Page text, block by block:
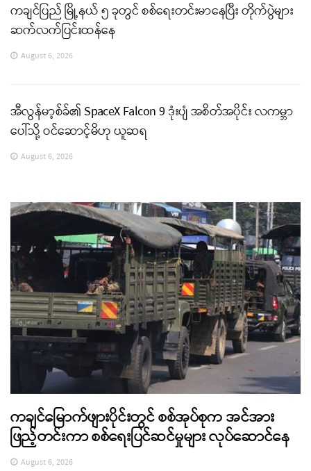
ကချင်ပြည် မြို့နယ် ၅ ခုတွင် စစ်ရေးတင်းမာနေပြီး တိုက်ပွဲများ
ဆက်လက်ပြင်းထန်နေ
August 6, 2026
အီလွန်မာ့စ်ခ်၏ SpaceX Falcon 9 ဒုံးပျံ အစိတ်အပိုင်း လကမ္ဘာ
ပေါ်သို့ ဝင်ဆောင့်မိဟု ယူဆရ
August 6, 2026
ကချင်မြောက်ဖျားပိုင်းတွင် စစ်အုပ်စုက အင်အား
ဖြည့်တင်းကာ စစ်ရေးပြင်ဆင်မှုများ လုပ်ဆောင်နေ
August 6, 2026